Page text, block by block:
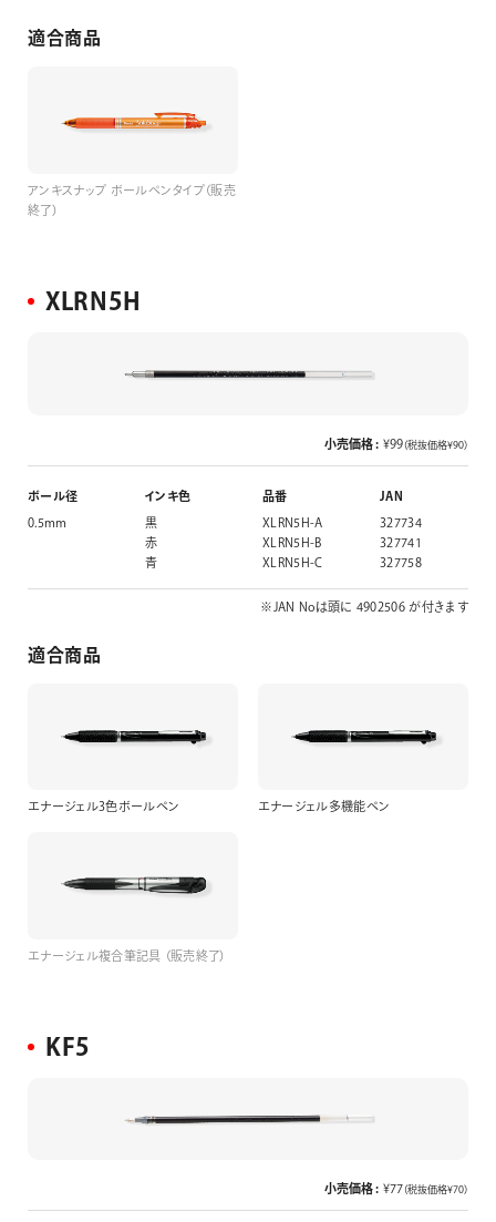
適合商品
アンキスナップ ボールペンタイプ（販売
終了）
XLRN5H
小売価格 : ¥99（税抜価格¥90）
ボール径 インキ色 品番 JAN
0.5mm 黒 XLRN5H-A
327734
赤
XLRN5H-B
327741
青
XLRN5H-C 327758
※JAN Noは頭に 4902506 が付きます
適合商品
エナージェル3色ボールペン エナージェル多機能ペン
エナージェル複合筆記具 （販売終了）
KF5
小売価格 : ¥77（税抜価格¥70）